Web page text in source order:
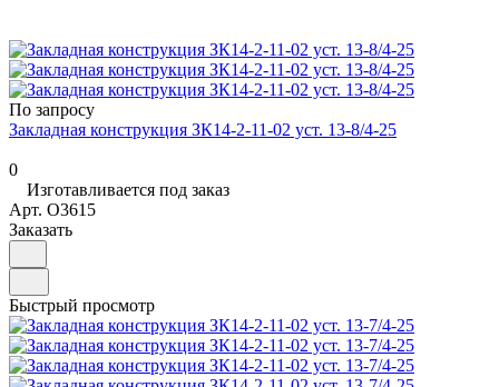
По запросу
Закладная конструкция ЗК14-2-11-02 уст. 13-8/4-25
0
Изготавливается под заказ
Арт. O3615
Заказать
Быстрый просмотр